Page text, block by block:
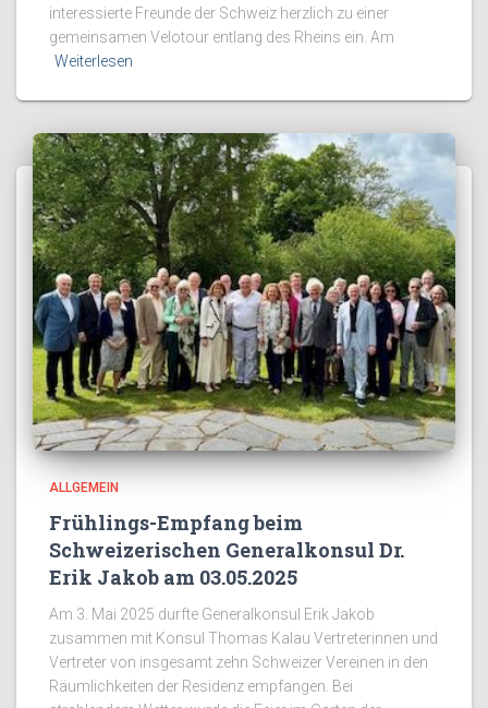
interessierte Freunde der Schweiz herzlich zu einer
gemeinsamen Velotour entlang des Rheins ein. Am
Weiterlesen
ALLGEMEIN
Frühlings-Empfang beim
Schweizerischen Generalkonsul Dr.
Erik Jakob am 03.05.2025
Am 3. Mai 2025 durfte Generalkonsul Erik Jakob
zusammen mit Konsul Thomas Kalau Vertreterinnen und
Vertreter von insgesamt zehn Schweizer Vereinen in den
Räumlichkeiten der Residenz empfangen. Bei